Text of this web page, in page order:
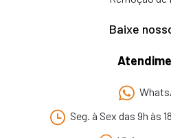
Baixe
Seg. à Sex das 9h às